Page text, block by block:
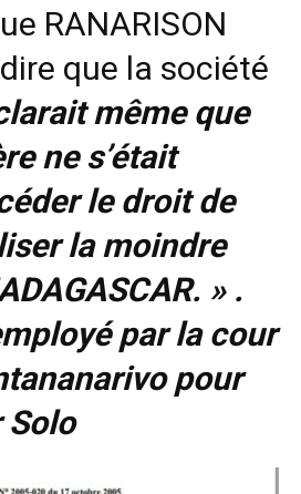
RANARISON
que la société
même que
ne s’était
le droit de
la moindre
» .
par la cour
pour
Solo